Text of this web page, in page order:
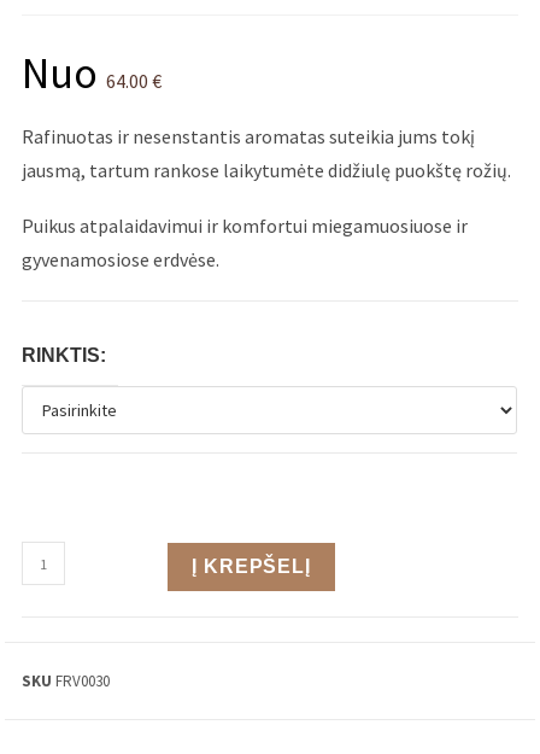
Nuo 64.00€
Rafinuotas ir nesenstantis aromatas suteikia jums tokį
jausmą, tartum rankose laikytumėte didžiulę puokštę rožių.
Puikus atpalaidavimui ir komfortui miegamuosiuose ir
gyvenamosiose erdvėse.
RINKTIS:
Į KREPŠELĮ
SKUFRV0030